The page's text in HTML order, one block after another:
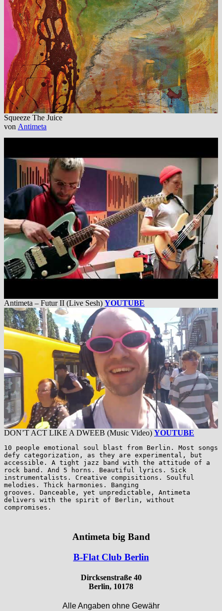
Squeeze The Juice
von Antimeta
Antimeta – Futur II (Live Sesh) YOUTUBE
DON’T ACT LIKE A DWEEB (Music Video) YOUTUBE
10 people emotional soul blast from Berlin. Most songs
defy categorization, as they are experimental, but
accessible. A tight jazz band with the attitude of a
rock band. And 5 horns. Beautiful lyrics. Sick
instrumentalists. Creative compisitions. Soulful
melodies. Thick harmonies. Banging
grooves. Danceable, yet unpredictable, Antimeta
delivers with the spirit of Berlin, without
Antimeta big Band
B-Flat Club Berlin
Dircksenstraße 40
Berlin, 10178
Alle Angaben ohne Gewähr